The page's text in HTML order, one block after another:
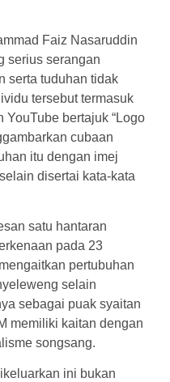
Faiz Nasaruddin
serius serangan
serta tuduhan tidak
tersebut termasuk
bertajuk “Logo
cubaan
itu dengan imej
disertai kata-kata
satu hantaran
pada 23
pertubuhan
selain
sebagai puak syaitan
memiliki kaitan dengan
songsang.
ini bukan